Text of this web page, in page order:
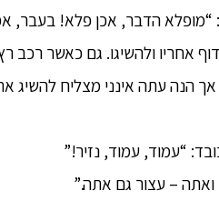
הדבר, אכן פלא! בעבר,
אחריו ולהשיגו. גם כאשר רכב
אך הנה עתה אינני מצליח להשיג
“עמוד, עמוד, נזיר!”
ואתה – עצור גם אתה.”